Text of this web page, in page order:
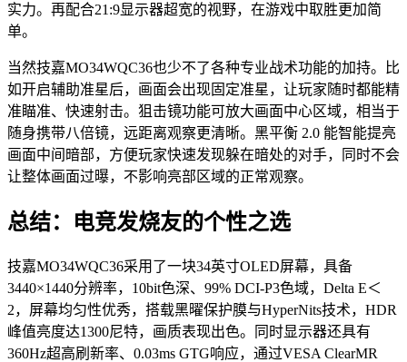
实力。再配合21:9显示器超宽的视野，在游戏中取胜更加简
单。
当然技嘉MO34WQC36也少不了各种专业战术功能的加持。比
如开启辅助准星后，画面会出现固定准星，让玩家随时都能精
准瞄准、快速射击。狙击镜功能可放大画面中心区域，相当于
随身携带八倍镜，远距离观察更清晰。黑平衡 2.0 能智能提亮
画面中间暗部，方便玩家快速发现躲在暗处的对手，同时不会
让整体画面过曝，不影响亮部区域的正常观察。
总结：电竞发烧友的个性之选
技嘉MO34WQC36采用了一块34英寸OLED屏幕，具备
3440×1440分辨率，10bit色深、99% DCI-P3色域，Delta E＜
2，屏幕均匀性优秀，搭载黑曜保护膜与HyperNits技术，HDR
峰值亮度达1300尼特，画质表现出色。同时显示器还具有
360Hz超高刷新率、0.03ms GTG响应，通过VESA ClearMR